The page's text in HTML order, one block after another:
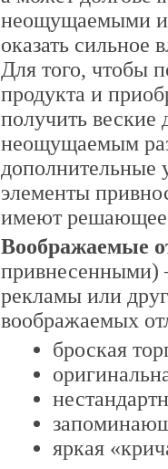
неощущаемыми
оказать сильное
Для того, чтобы
продукта и
получить веские
неощущаемым
дополнительные
элементы
имеют решающее
Воображаемые
привнесенными)
рекламы или
воображаемых
броская
яркая